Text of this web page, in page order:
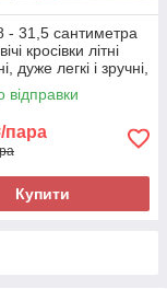
- 31,5 сантиметра
кросівки літні
дуже легкі і зручні,
з піни
відправки
пара
Купити